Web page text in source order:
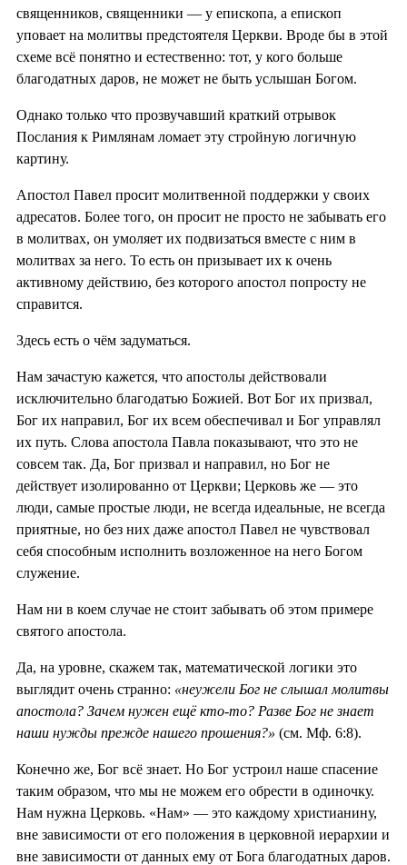
священников, священники — у епископа, а епископ
уповает на молитвы предстоятеля Церкви. Вроде бы в этой
схеме всё понятно и естественно: тот, у кого больше
благодатных даров, не может не быть услышан Богом.
Однако только что прозвучавший краткий отрывок
Послания к Римлянам ломает эту стройную логичную
картину.
Апостол Павел просит молитвенной поддержки у своих
адресатов. Более того, он просит не просто не забывать его
в молитвах, он умоляет их подвизаться вместе с ним в
молитвах за него. То есть он призывает их к очень
активному действию, без которого апостол попросту не
справится.
Здесь есть о чём задуматься.
Нам зачастую кажется, что апостолы действовали
исключительно благодатью Божией. Вот Бог их призвал,
Бог их направил, Бог их всем обеспечивал и Бог управлял
их путь. Слова апостола Павла показывают, что это не
совсем так. Да, Бог призвал и направил, но Бог не
действует изолированно от Церкви; Церковь же — это
люди, самые простые люди, не всегда идеальные, не всегда
приятные, но без них даже апостол Павел не чувствовал
себя способным исполнить возложенное на него Богом
служение.
Нам ни в коем случае не стоит забывать об этом примере
святого апостола.
Да, на уровне, скажем так, математической логики это
выглядит очень странно: «неужели Бог не слышал молитвы
апостола? Зачем нужен ещё кто-то? Разве Бог не знает
наши нужды прежде нашего прошения?» (см. Мф. 6:8).
Конечно же, Бог всё знает. Но Бог устроил наше спасение
таким образом, что мы не можем его обрести в одиночку.
Нам нужна Церковь. «Нам» — это каждому христианину,
вне зависимости от его положения в церковной иерархии и
вне зависимости от данных ему от Бога благодатных даров.